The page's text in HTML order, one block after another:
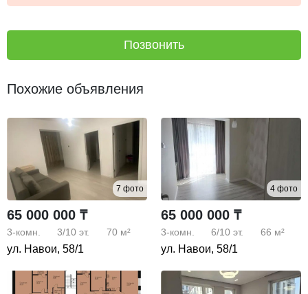
Позвонить
Похожие объявления
7 фото
65 000 000 ₸
3-комн. 3/10 эт. 70 м²
ул. Навои, 58/1
4 фото
65 000 000 ₸
3-комн. 6/10 эт. 66 м²
ул. Навои, 58/1